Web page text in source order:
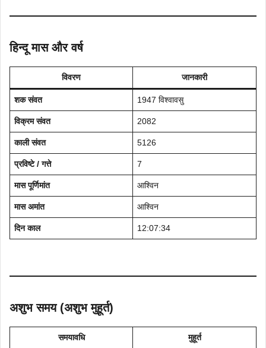
हिन्दू मास और वर्ष
विवरण जानकारी
शक संवत 1947 विश्वावसु
विक्रम संवत 2082
काली संवत 5126
प्रविष्टे / गत्ते 7
मास पूर्णिमांत आश्विन
मास अमांत आश्विन
दिन काल 12:07:34
अशुभ समय (अशुभ मुहूर्त)
समयावधि मुहूर्त